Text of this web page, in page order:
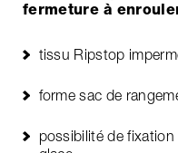
fermeture à
tissu Ripstop
forme sac de
possibilité de fixation